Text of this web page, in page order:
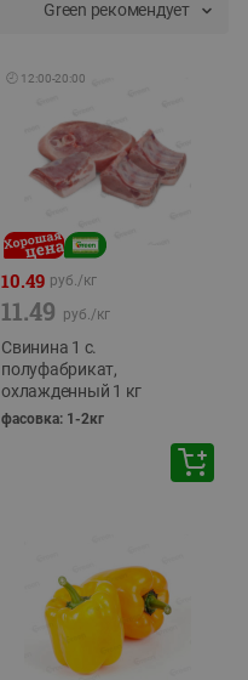
Green рекомендует
🕘 12:00-20:00
10.49 руб./кг
11.49 руб./кг
Свинина 1 с.
полуфабрикат,
охлажденный 1 кг
фасовка: 1-2кг